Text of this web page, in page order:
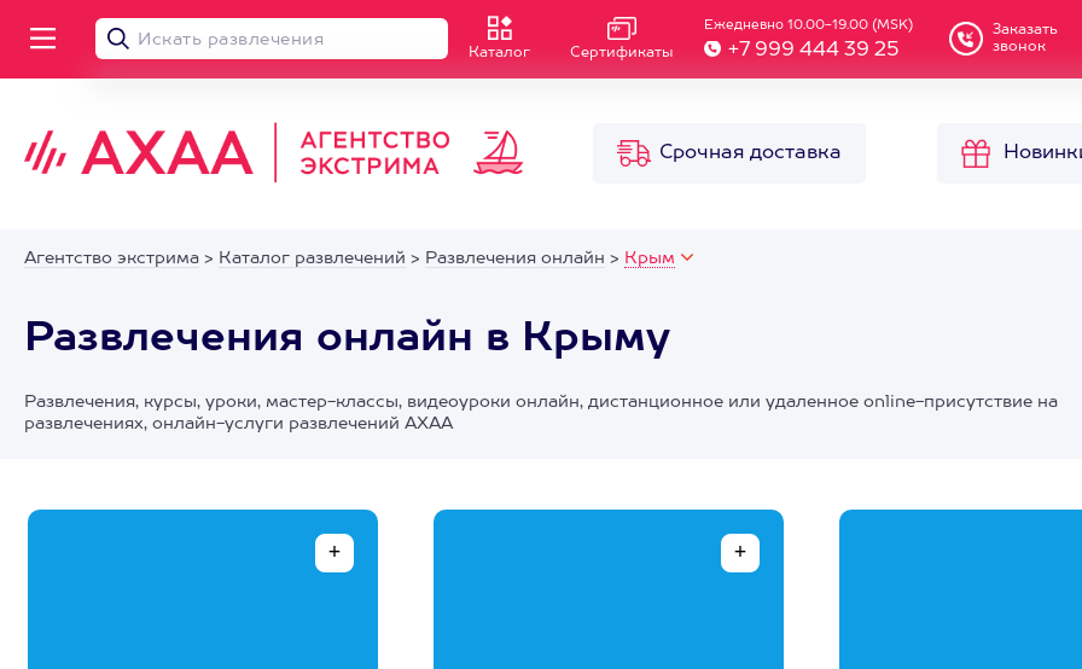
Каталог Сертификаты
Ежедневно 10.00-19.00 (MSK)
+7 999 444 39 25
Заказать
звонок
Срочная доставка
Агентство экстрима > Каталог развлечений > Развлечения онлайн > Крым
Развлечения онлайн в Крыму
Развлечения, курсы, уроки, мастер-классы, видеоуроки онлайн, дистанционное или удаленное online-присутствие на
развлечениях, онлайн-услуги развлечений АХАА